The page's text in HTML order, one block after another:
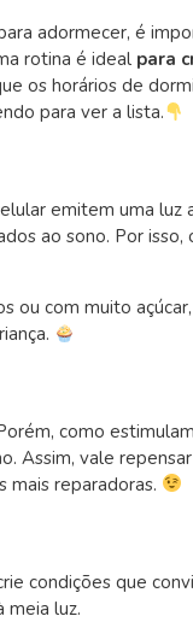
adormecer, é
rotina é ideal para
os horários de
para ver a lista.
emitem uma luz
ao sono. Por
ou com muito
como
Assim, vale
mais reparadoras.
condições que
meia luz.